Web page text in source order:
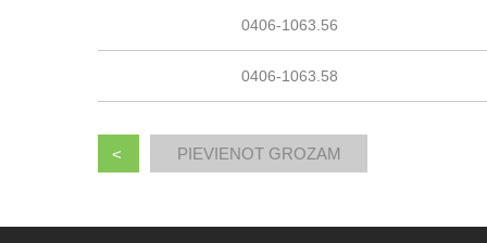
0406-1063.56
0406-1063.58
<